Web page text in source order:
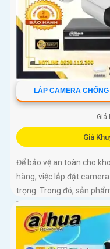
LẮP CAMERA
Giá
Giá
Để bảo vệ an toàn cho
hàng, việc lắp đặt
trọng. Trong đó, sản
Trộm Kho Hàng Chuyên
minh